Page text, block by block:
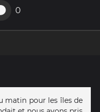
0
matin pour les îles de